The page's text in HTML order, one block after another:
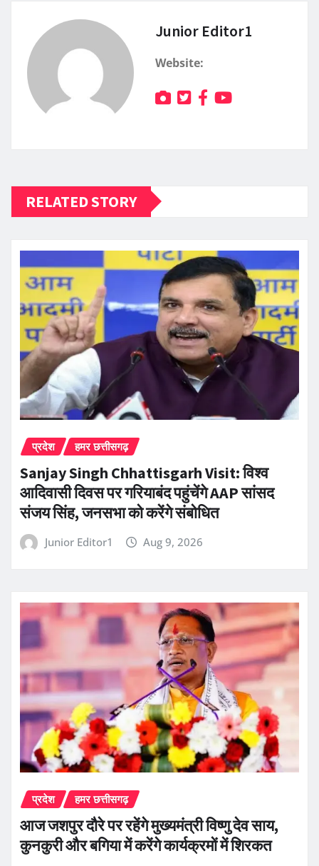
Junior Editor1
Website:
RELATED STORY
प्रदेश हमर छत्तीसगढ़
Sanjay Singh Chhattisgarh Visit: विश्व
आदिवासी दिवस पर गरियाबंद पहुंचेंगे AAP सांसद
संजय सिंह, जनसभा को करेंगे संबोधित
Junior Editor1 Aug 9, 2026
प्रदेश हमर छत्तीसगढ़
आज जशपुर दौरे पर रहेंगे मुख्यमंत्री विष्णु देव साय,
कुनकुरी और बगिया में करेंगे कार्यक्रमों में शिरकत